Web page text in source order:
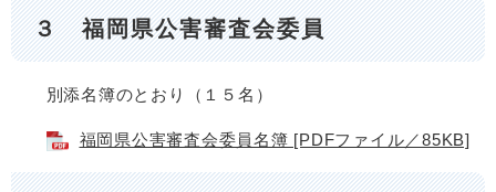
３ 福岡県公害審査会委員
別添名簿のとおり（１５名）
福岡県公害審査会委員名簿 [PDFファイル／85KB]